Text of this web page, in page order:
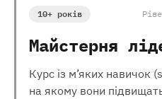
10+ років
Майстерня
Курс із м’яких навичок
на якому вони